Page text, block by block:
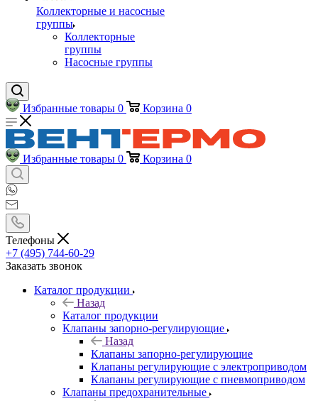
Коллекторные и насосные
группы
Коллекторные
группы
Насосные группы
Избранные товары 0 Корзина 0
Избранные товары 0 Корзина 0
Телефоны
+7 (495) 744-60-29
Заказать звонок
Каталог продукции
Назад
Каталог продукции
Клапаны запорно-регулирующие
Назад
Клапаны запорно-регулирующие
Клапаны регулирующие с электроприводом
Клапаны регулирующие с пневмоприводом
Клапаны предохранительные